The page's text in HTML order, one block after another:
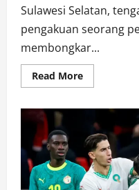
Sulawesi Selatan,
pengakuan seorang
membongkar...
Read MoreRead
more
10
Tahun
di
Balik
Toko
Grosir